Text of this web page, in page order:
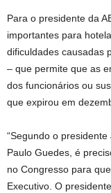
Para o presidente da
importantes para
dificuldades causadas
– que permite que as
dos funcionários ou
que expirou em
“Segundo o
Paulo Guedes, é
no Congresso para
Executivo. O